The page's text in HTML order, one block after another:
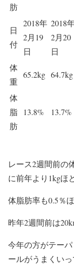
肪
日
付
2018年
2月19
日
2018
2月20
日
体
重
65.2kg 64.7kg
体
脂
肪
13.8% 13.7%
レース2週間前の
に前年より1kgほ
体脂肪率も0.5％
昨年2週間前は
今年の方がテー
ールがうまくいっ